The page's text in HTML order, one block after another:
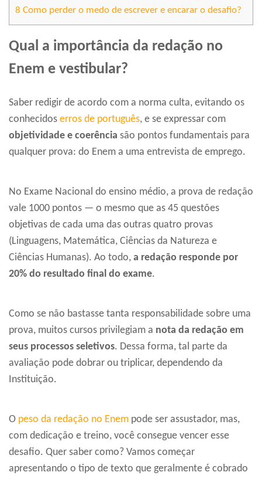
8 Como perder o medo de escrever e encarar o desafio?
Qual a importância da redação no
Enem e vestibular?
Saber redigir de acordo com a norma culta, evitando os
conhecidos erros de português, e se expressar com
objetividade e coerência são pontos fundamentais para
qualquer prova: do Enem a uma entrevista de emprego.
No Exame Nacional do ensino médio, a prova de redação
vale 1000 pontos — o mesmo que as 45 questões
objetivas de cada uma das outras quatro provas
(Linguagens, Matemática, Ciências da Natureza e
Ciências Humanas). Ao todo, a redação responde por
20% do resultado final do exame.
Como se não bastasse tanta responsabilidade sobre uma
prova, muitos cursos privilegiam a nota da redação em
seus processos seletivos. Dessa forma, tal parte da
avaliação pode dobrar ou triplicar, dependendo da
Instituição.
O peso da redação no Enem pode ser assustador, mas,
com dedicação e treino, você consegue vencer esse
desafio. Quer saber como? Vamos começar
apresentando o tipo de texto que geralmente é cobrado